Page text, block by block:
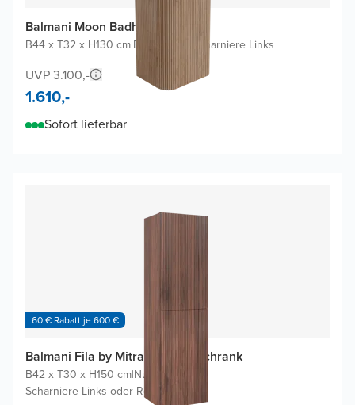
Balmani Moon Badhochschrank
B44 x T32 x H130 cm|Eiche Natur Scharniere Links
UVP 3.100,-
1.610,-
Sofort lieferbar
60 € Rabatt je 600 €
Balmani Fila by Mitra Badhochschrank
B42 x T30 x H150 cm|Nussbaum
Scharniere Links oder Rechts